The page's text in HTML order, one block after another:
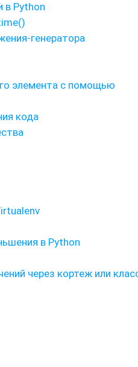
в Python
генератора
элемента с помощью
кода
в Python
через кортеж или